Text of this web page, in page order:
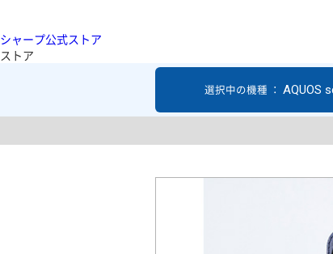
シャープ公式ストア
ストア
選択中の機種 ： AQUOS